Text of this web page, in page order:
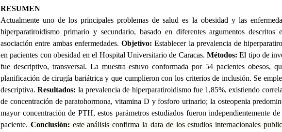
RESUMEN
Actualmente uno de los principales problemas de salud es la obesidad y las
hiperparatiroidismo primario y secundario, basado en diferentes argumentos
asociación entre ambas enfermedades. Objetivo:Establecer la prevalencia de
en pacientes con obesidad en el Hospital Universitario de Caracas. Métodos:El tipo de
fue descriptivo, transversal. La muestra estuvo conformada por 54 pacientes obesos,
planificación de cirugía bariátrica y que cumplieron con los criterios de inclusión. Se
descriptiva.Resultados: la prevalencia de hiperparatiroidismo fue 1,85%, existiendo
de concentración de paratohormona, vitamina D y fosforo urinario; la osteopenia
mayor concentración de PTH, estos parámetros estudiados fueron independientemente
paciente. Conclusión: este análisis confirma la data de los estudios internacionales